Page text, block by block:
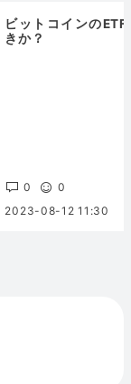
ビットコインの
きか？
0
0
2023-08-12 11:30